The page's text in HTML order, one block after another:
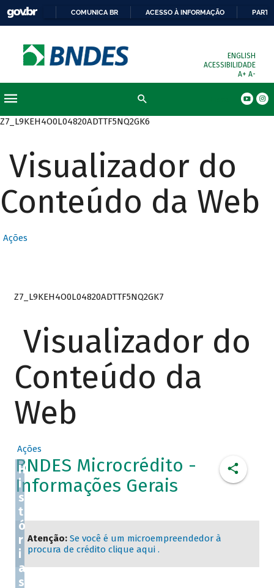
COMUNICA BR ACESSO À INFORMAÇÃO
ENGLISH
ACESSIBILIDADE
A+ A-
Z7_L9KEH4O0L04820ADTTF5NQ2GK6
Visualizador do
Conteúdo da Web
Ações
Z7_L9KEH4O0L04820ADTTF5NQ2GK7
Visualizador do
Conteúdo da
Web
Ações
BNDES Microcrédito -
Informações Gerais
Atenção: Se você é um microempreendedor à
procura de crédito clique aqui .
H
i
s
t
ó
r
i
a
s